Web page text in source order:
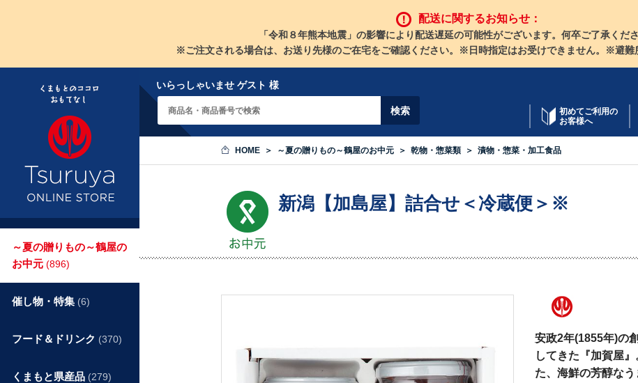
配送に関するお知らせ：
「令和８年熊本地震」の影響により配送遅延の可能性がございます。何卒ご了承くださ
※ご注文される場合は、お送り先様のご在宅をご確認ください。※日時指定はお受けできません。※避難
いらっしゃいませ ゲスト 様
初めてご利用の
お客様へ
HOME ～夏の贈りもの～鶴屋のお中元 乾物・惣菜類 漬物・惣菜・加工食品
新潟【加島屋】詰合せ＜冷蔵便＞※
安政2年(1855年)の
してきた『加賀屋
た、海鮮の芳醇なう
～夏の贈りもの～鶴屋の
お中元 (896)
催し物・特集 (6)
フード＆ドリンク (370)
くまもと県産品 (279)